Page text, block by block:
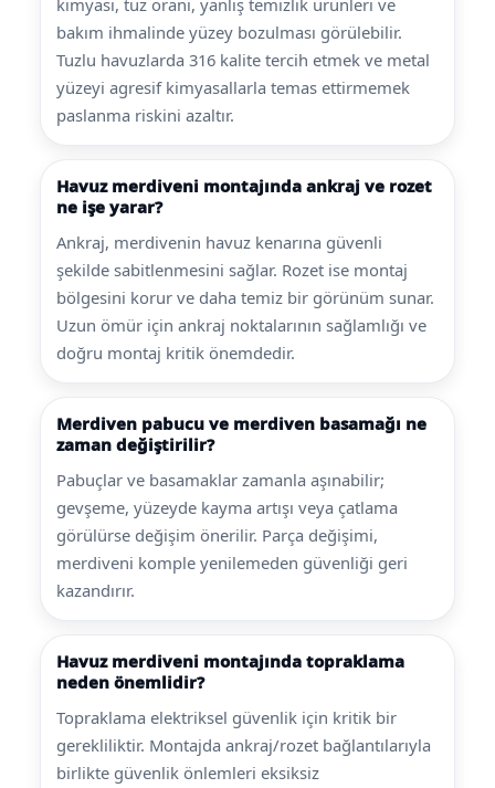
kimyası, tuz oranı, yanlış temizlik ürünleri ve
bakım ihmalinde yüzey bozulması görülebilir.
Tuzlu havuzlarda 316 kalite tercih etmek ve metal
yüzeyi agresif kimyasallarla temas ettirmemek
paslanma riskini azaltır.
Havuz merdiveni montajında ankraj ve rozet
ne işe yarar?
Ankraj, merdivenin havuz kenarına güvenli
şekilde sabitlenmesini sağlar. Rozet ise montaj
bölgesini korur ve daha temiz bir görünüm sunar.
Uzun ömür için ankraj noktalarının sağlamlığı ve
doğru montaj kritik önemdedir.
Merdiven pabucu ve merdiven basamağı ne
zaman değiştirilir?
Pabuçlar ve basamaklar zamanla aşınabilir;
gevşeme, yüzeyde kayma artışı veya çatlama
görülürse değişim önerilir. Parça değişimi,
merdiveni komple yenilemeden güvenliği geri
kazandırır.
Havuz merdiveni montajında topraklama
neden önemlidir?
Topraklama elektriksel güvenlik için kritik bir
gerekliliktir. Montajda ankraj/rozet bağlantılarıyla
birlikte güvenlik önlemleri eksiksiz